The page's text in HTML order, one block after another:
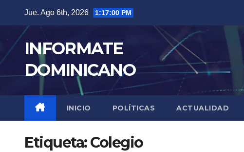
content
Jue. Ago 6th, 2026 1:17:01 PM
INFORMATE
DOMINICANO
INICIO POLÍTICAS ACTUALIDAD
Etiqueta:Colegio